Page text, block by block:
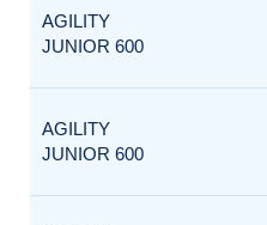
AGILITY
JUNIOR 600
AGILITY
JUNIOR 600